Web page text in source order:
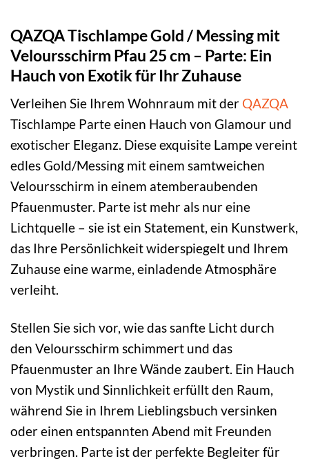
QAZQA Tischlampe Gold / Messing mit
Veloursschirm Pfau 25 cm – Parte: Ein
Hauch von Exotik für Ihr Zuhause
Verleihen Sie Ihrem Wohnraum mit der QAZQA
Tischlampe Parte einen Hauch von Glamour und
exotischer Eleganz. Diese exquisite Lampe vereint
edles Gold/Messing mit einem samtweichen
Veloursschirm in einem atemberaubenden
Pfauenmuster. Parte ist mehr als nur eine
Lichtquelle – sie ist ein Statement, ein Kunstwerk,
das Ihre Persönlichkeit widerspiegelt und Ihrem
Zuhause eine warme, einladende Atmosphäre
verleiht.
Stellen Sie sich vor, wie das sanfte Licht durch
den Veloursschirm schimmert und das
Pfauenmuster an Ihre Wände zaubert. Ein Hauch
von Mystik und Sinnlichkeit erfüllt den Raum,
während Sie in Ihrem Lieblingsbuch versinken
oder einen entspannten Abend mit Freunden
verbringen. Parte ist der perfekte Begleiter für